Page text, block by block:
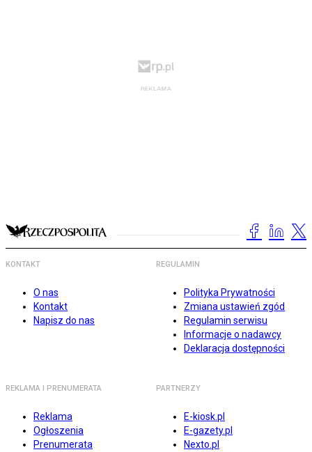
KONTAKT
O nas
Kontakt
Napisz do nas
REGULAMIN
Polityka Prywatności
Zmiana ustawień zgód
Regulamin serwisu
Informacje o nadawcy
Deklaracja dostępności
REKLAMA I PRENUMERATA
Reklama
Ogłoszenia
Prenumerata
PARTNERZY
E-kiosk.pl
E-gazety.pl
Nexto.pl